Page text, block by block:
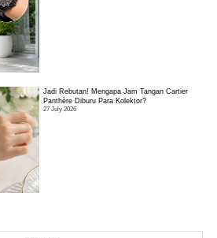
Jadi Rebutan! Mengapa Jam Tangan Cartier
Panthère Diburu Para Kolektor?
27 July 2026